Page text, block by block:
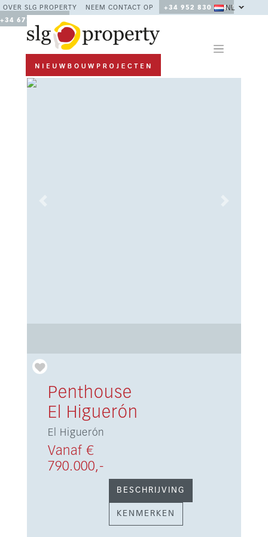
OVER SLG PROPERTY NEEM CONTACT OP
+34 952 830 378 /
+34 677 670 480
NL
Penthouse
El Higuerón
El Higuerón
Vanaf €
790.000,-
BESCHRIJVING
KENMERKEN